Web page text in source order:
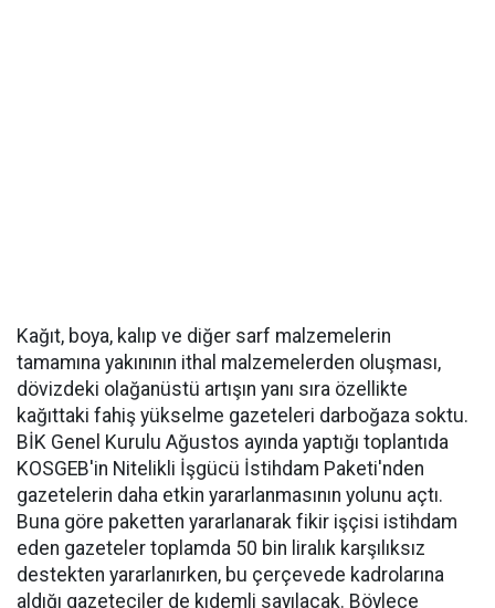
Kağıt, boya, kalıp ve diğer sarf malzemelerin
tamamına yakınının ithal malzemelerden oluşması,
dövizdeki olağanüstü artışın yanı sıra özellikte
kağıttaki fahiş yükselme gazeteleri darboğaza soktu.
BİK Genel Kurulu Ağustos ayında yaptığı toplantıda
KOSGEB'in Nitelikli İşgücü İstihdam Paketi'nden
gazetelerin daha etkin yararlanmasının yolunu açtı.
Buna göre paketten yararlanarak fikir işçisi istihdam
eden gazeteler toplamda 50 bin liralık karşılıksız
destekten yararlanırken, bu çerçevede kadrolarına
aldığı gazeteciler de kıdemli sayılacak. Böylece